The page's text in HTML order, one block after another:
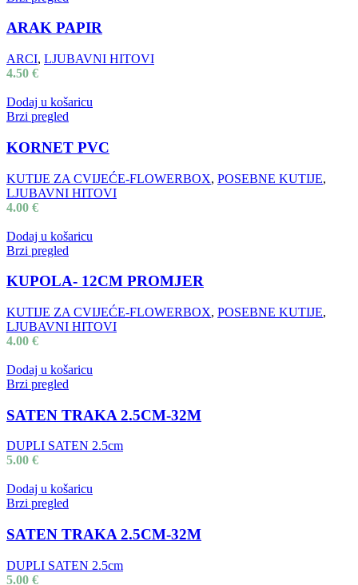
ARAK PAPIR
ARCI, LJUBAVNI HITOVI
4.50 €
Dodaj u košaricu
Brzi pregled
KORNET PVC
KUTIJE ZA CVIJEĆE-FLOWERBOX, POSEBNE KUTIJE,
LJUBAVNI HITOVI
4.00 €
Dodaj u košaricu
Brzi pregled
KUPOLA- 12CM PROMJER
KUTIJE ZA CVIJEĆE-FLOWERBOX, POSEBNE KUTIJE,
LJUBAVNI HITOVI
4.00 €
Dodaj u košaricu
Brzi pregled
SATEN TRAKA 2.5CM-32M
DUPLI SATEN 2.5cm
5.00 €
Dodaj u košaricu
Brzi pregled
SATEN TRAKA 2.5CM-32M
DUPLI SATEN 2.5cm
5.00 €